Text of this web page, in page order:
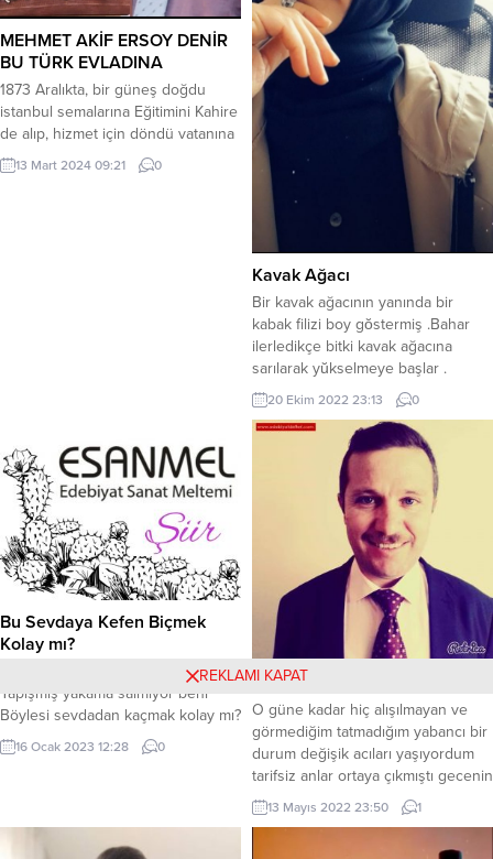
MEHMET AKİF ERSOY DENİR
BU TÜRK EVLADINA
1873 Aralıkta, bir güneş doğdu
istanbul semalarına Eğitimini Kahire
de alıp, hizmet için döndü vatanına
Az ve öz yazmayı ilke edindi, kendi
mısralarına Söyleyin, daha ne denir
13 Mart 2024 09:21 0
Kavak Ağacı
Bir kavak ağacının yanında bir
kabak filizi boy gŏstermiş .Bahar
ilerledikçe bitki kavak ağacına
sarılarak yŭkselmeye başlar .
Yağmurların ve güneşin etkisiyle
müthiş hızla büyümüş ve nerdeyse
kavak ağacıyla aynı boya gelmiştir.
bir gŭn dayanamaz sorar kavağa:
“sen kaç ayda bu hale geldin
ağaç?” On yılda “demiş kavak. On
20 Ekim 2022 23:13 0
Bu Sevdaya Kefen Biçmek
Kolay mı?
Bu Sevdaya Kefen Biçmek Kolay mı
Yapışmış yakama salmıyor beni
Böylesi sevdadan kaçmak kolay mı?
Gönlünün içine hapsetti beni Gönül
sultanından geçmek kolay mı? Yıllar
Bendeki tutkuyu sen bilmiyorsun
Başkasına gönül açmak kolay mı?
16 Ocak 2023 12:28 0
Acının Günlüğü 1
O güne kadar hiç alışılmayan ve
görmediğim tatmadığım yabancı bir
durum değişik acıları yaşıyordum
tarifsiz anlar ortaya çıkmıştı gecenin
02 de bir anda yeni yeni hisler
yaşıyordum değişik bu durum
13 Mayıs 2022 23:50 1
REKLAMI KAPAT